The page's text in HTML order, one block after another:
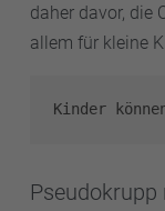
daher davor, die
allem für kleine
Kinder
Pseudokrupp